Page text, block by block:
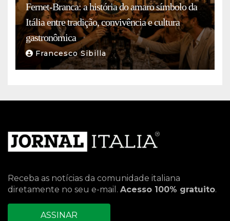
Fernet-Branca: a história do amaro símbolo da
Itália entre tradição, convivência e cultura
gastronômica
Francesco Sibilla
Receba as notícias da comunidade italiana
diretamente no seu e-mail. Acesso 100% gratuito.
ASSINAR